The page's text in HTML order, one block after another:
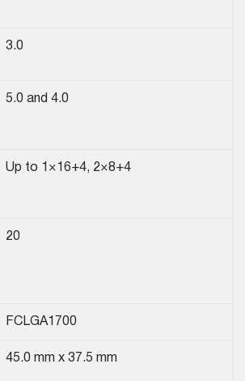
3.0
5.0 and 4.0
Up to 1×16+4, 2×8+4
20
FCLGA1700
45.0 mm x 37.5 mm